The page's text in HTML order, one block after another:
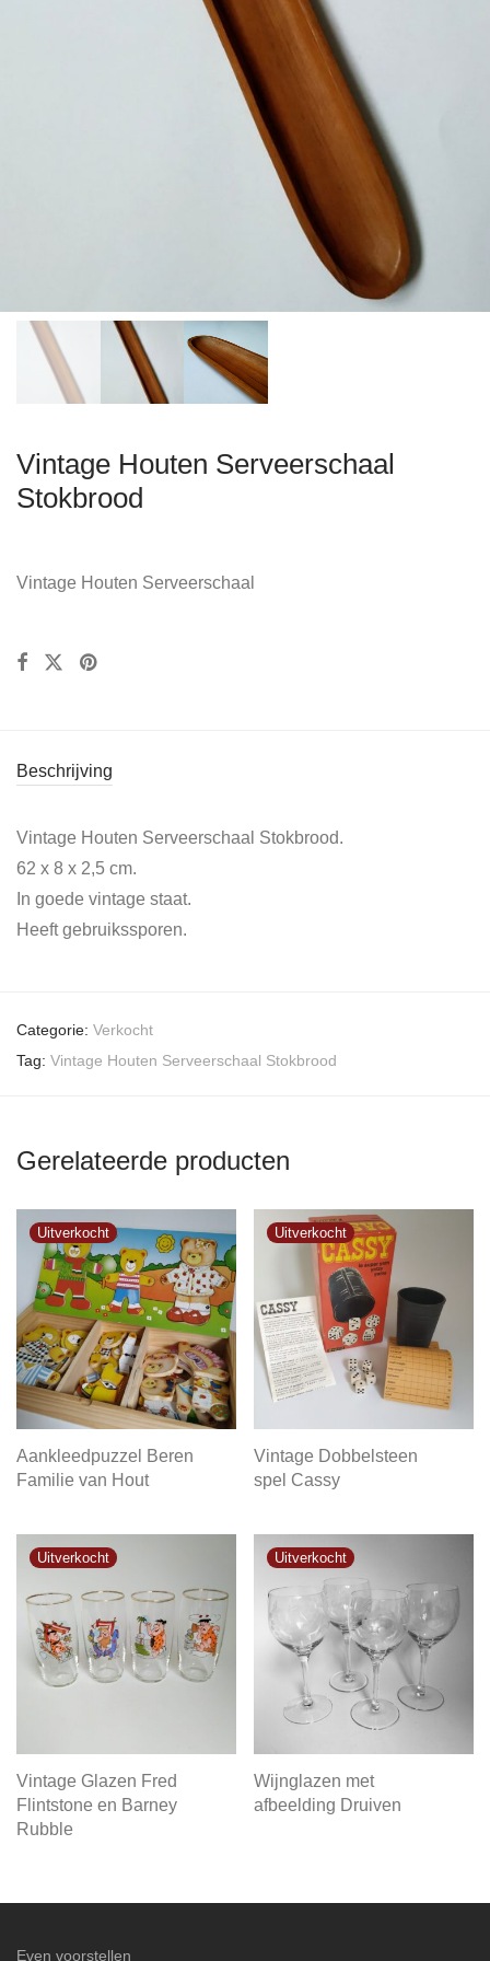
Vintage Houten Serveerschaal
Stokbrood
Vintage Houten Serveerschaal
Beschrijving
Vintage Houten Serveerschaal Stokbrood.
62 x 8 x 2,5 cm.
In goede vintage staat.
Heeft gebruikssporen.
Categorie: Verkocht
Tag: Vintage Houten Serveerschaal Stokbrood
Gerelateerde producten
Aankleedpuzzel Beren
Familie van Hout
Vintage Dobbelsteen
spel Cassy
Vintage Glazen Fred
Flintstone en Barney
Rubble
Wijnglazen met
afbeelding Druiven
Even voorstellen